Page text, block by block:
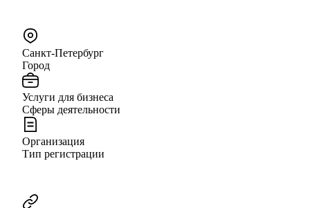
Санкт-Петербург
Город
Услуги для бизнеса
Сферы деятельности
Организация
Тип регистрации